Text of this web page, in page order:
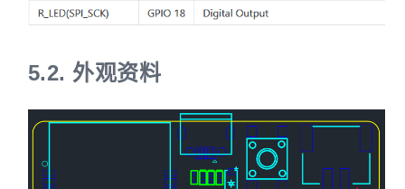
5.2. 外观资料